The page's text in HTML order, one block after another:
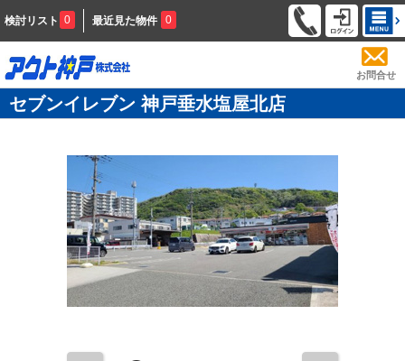
検討リスト 0 最近見た物件 0
お問合せ
セブンイレブン 神戸垂水塩屋北店